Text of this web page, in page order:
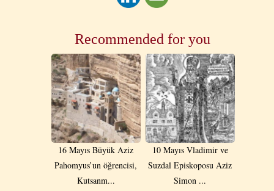
Recommended for you
16 Mayıs Büyük Aziz
Pahomyus’un öğrencisi,
Kutsanm...
10 Mayıs Vladimir ve
Suzdal Episkoposu Aziz
Simon ...